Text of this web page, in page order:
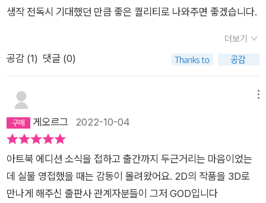
생작 전독시 기대했던 만큼 좋은 퀄리티로 나와주면 좋겠습니다.
더보기
공감 (1) 댓글 (0)
게오르그 2022-10-04
아트북 에디션 소식을 접하고 출간까지 두근거리는 마음이었는
데 실물 영접했을 때는 감동이 몰려왔어요. 2D의 작품을 3D로
만나게 해주신 출판사 관계자분들이 그저 GOD입니다